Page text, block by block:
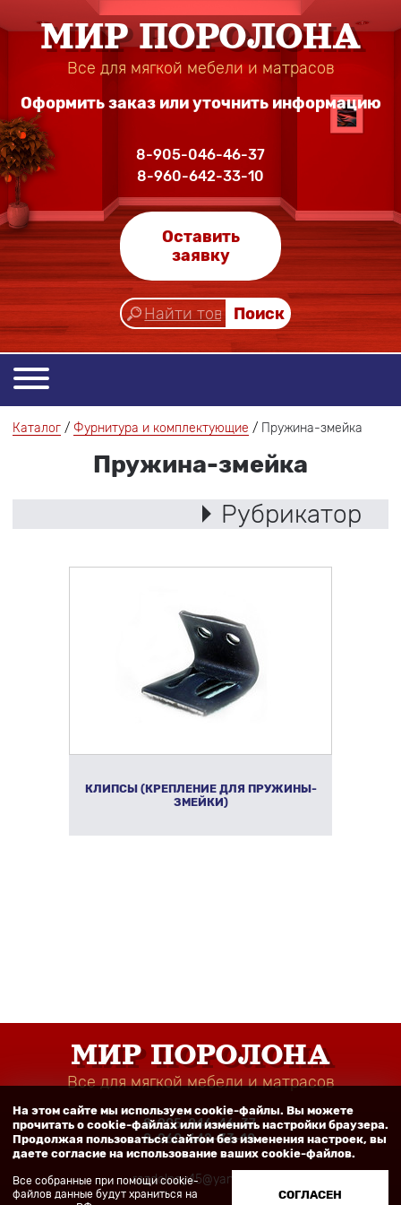
Оформить заказ или уточнить информацию
8-905-046-46-37
8-960-642-33-10
МИР ПОРОЛОНА
Все для мягкой мебелии матрасов
Оставить
заявку
Поиск
Каталог Фурнитура и комплектующие Пружина-змейка
Пружина-змейка
Рубрикатор
КЛИПСЫ (КРЕПЛЕНИЕ ДЛЯ ПРУЖИНЫ-
ЗМЕЙКИ)
МИР ПОРОЛОНА
Все для мягкой мебели и матрасов
8-905-046-46-37
8-960-642-33-10
razdolnay45@yandex.ru
На этом сайте мы используем cookie-файлы. Вы можете
прочитать о cookie-файлах или изменить настройки браузера.
Продолжая пользоваться сайтом без изменения настроек, вы
даете согласие на использование ваших cookie-файлов.
Все собранные при помощи cookie-
файлов данные будут храниться на
СОГЛАСЕН